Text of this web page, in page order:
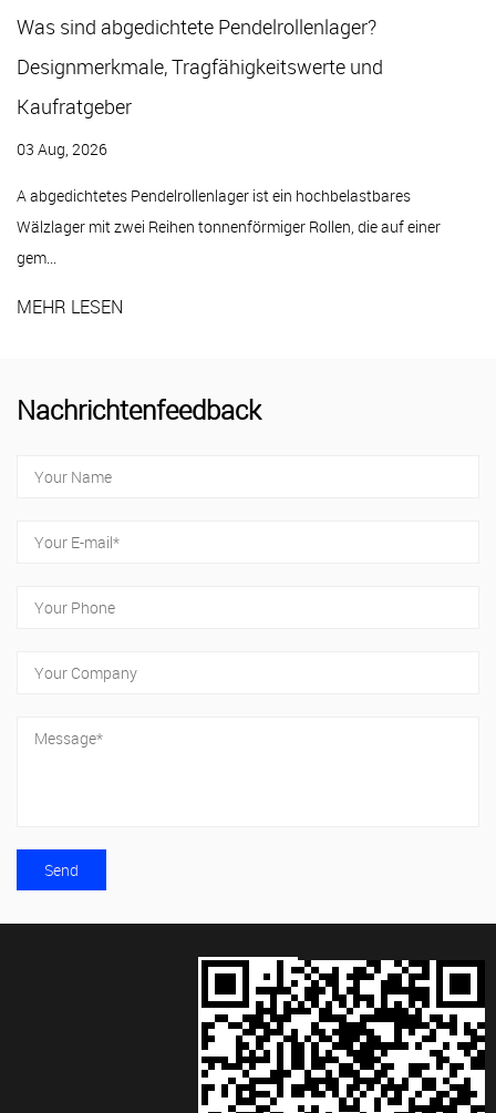
und
die auf einer
Stehlagereinheiten: Ein
Design, Typen und Auswahl
Gehäuse – typischerweise Gusseisen,
MEHR LESEN
Nachrichtenfeedback